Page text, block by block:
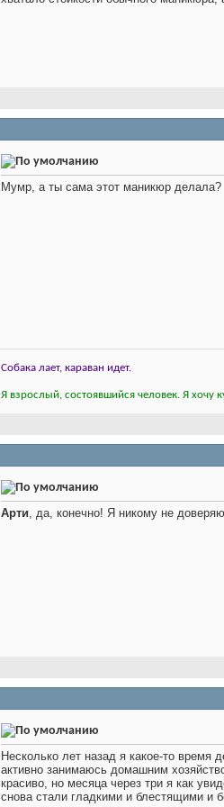
Мумр, а ты сама этот маникюр делала?
Собака лает, караван идет.
Я взрослый, состоявшийся человек. Я хочу
Арти, да, конечно! Я никому не доверяю
Несколько лет назад я какое-то
активно занимаюсь домашним
красиво, но месяца через три я как
снова стали гладкими и блестящими и